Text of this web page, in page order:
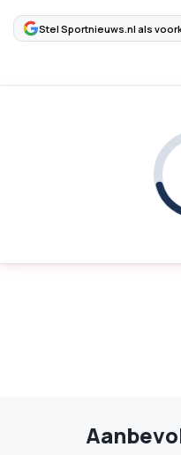
Stel Sportnieuws.nl als